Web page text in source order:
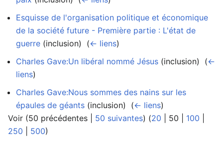
Esquisse de l'organisation politique et économique
de la société future - Première partie : L'état de
guerre (inclusion) ‎ (← liens)
Charles Gave:Un libéral nommé Jésus (inclusion) ‎ (←
liens)
Charles Gave:Nous sommes des nains sur les
épaules de géants (inclusion) ‎ (← liens)
Voir (50 précédentes 50 suivantes) (20 50 100
250
500)